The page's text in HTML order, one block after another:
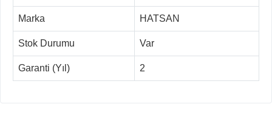
Marka HATSAN
Stok Durumu Var
Garanti (Yıl) 2